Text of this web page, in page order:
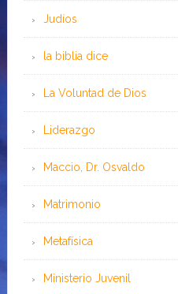
Judíos
la biblia dice
La Voluntad de Dios
Liderazgo
Maccio, Dr. Osvaldo
Matrimonio
Metafísica
Ministerio Juvenil